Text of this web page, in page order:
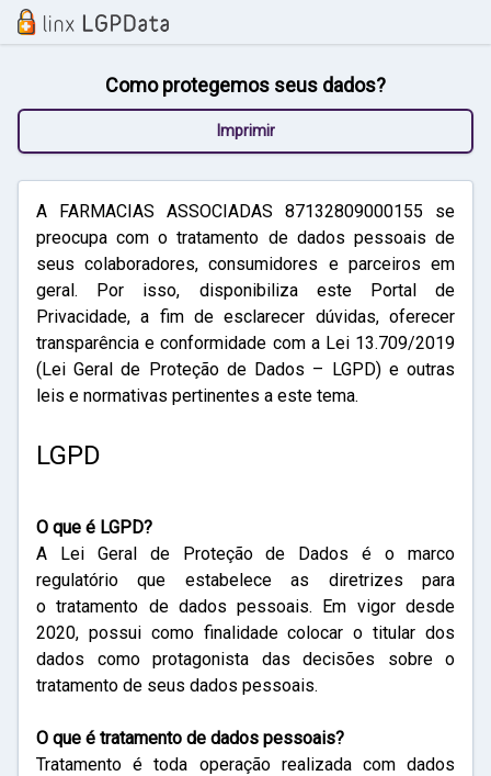
Como protegemos seus dados?
Imprimir
A FARMACIAS ASSOCIADAS 87132809000155 se
preocupa com o tratamento de dados pessoais de
seus colaboradores, consumidores e parceiros em
geral. Por isso, disponibiliza este Portal de
Privacidade, a fim de esclarecer dúvidas, oferecer
transparência e conformidade com a Lei 13.709/2019
(Lei Geral de Proteção de Dados – LGPD) e outras
leis e normativas pertinentes a este tema.
LGPD
O que é LGPD?
A Lei Geral de Proteção de Dados é o marco
regulatório que estabelece as diretrizes para
o tratamento de dados pessoais. Em vigor desde
2020, possui como finalidade colocar o titular dos
dados como protagonista das decisões sobre o
tratamento de seus dados pessoais.
O que é tratamento de dados pessoais?
Tratamento é toda operação realizada com dados